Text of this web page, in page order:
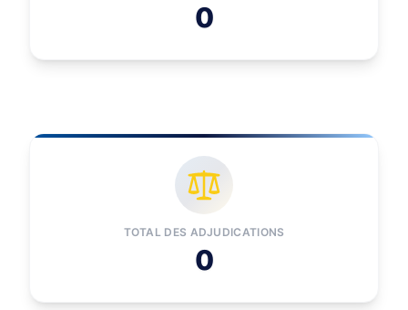
0
TOTAL DES ADJUDICATIONS
0